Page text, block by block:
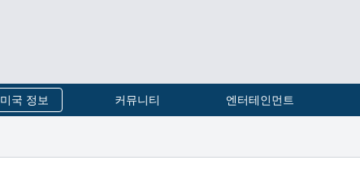
미국 정보 커뮤니티 엔터테인먼트